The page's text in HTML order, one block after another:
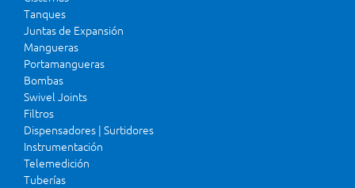
Tanques
Juntas de Expansión
Mangueras
Portamangueras
Bombas
Swivel Joints
Filtros
Dispensadores | Surtidores
Instrumentación
Telemedición
Tuberías